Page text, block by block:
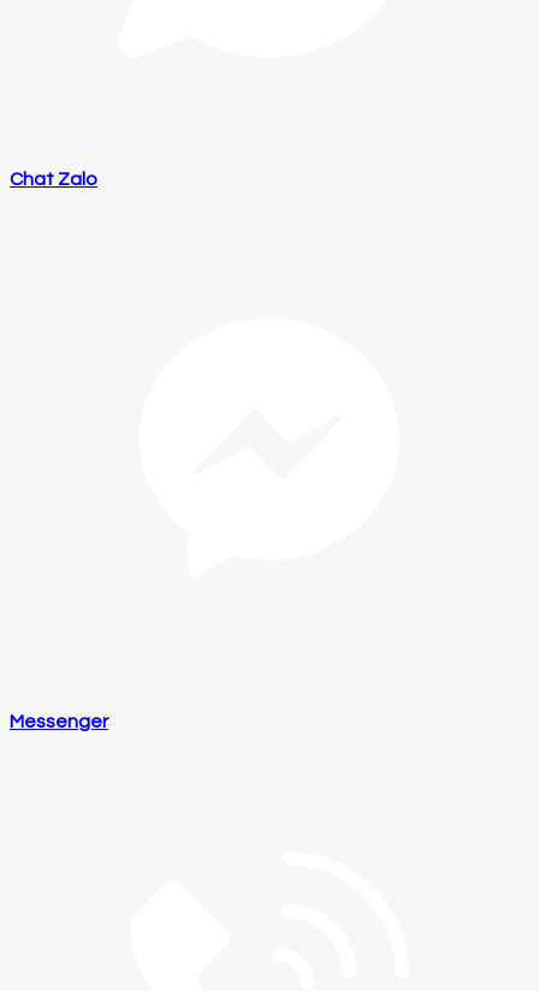
Chat Zalo
Messenger